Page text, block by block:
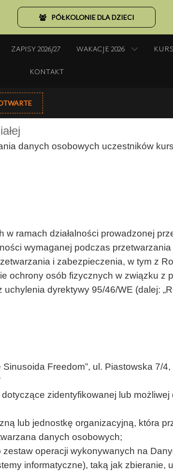
PÓŁKOLONIE DLA DZIECI
ZAPISY 2026/27 WAKACJE 2026
KONTAKT
danych osobowych uczestników
w ramach działalności prowadzonej
wymaganej podczas
i zabezpieczenia, w tym z
ochrony osób fizycznych w związku z
dyrektywy 95/46/WE (dalej:
Freedom”, ul. Piastowska 7/
zidentyfikowanej lub
lub jednostkę organizacyjną, która
danych osobowych;
operacji wykonywanych na
informatyczne), taką jak zbieranie,